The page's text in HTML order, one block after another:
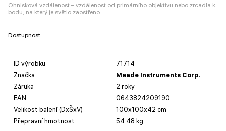
Ohnisková vzdálenost – vzdálenost od primárního objektivu nebo zrcadla k
bodu, na který je světlo zaostřeno
Dostupnost
ID výrobku
71714
Značka
Meade Instruments Corp.
Záruka
2 roky
EAN
0643824209190
Velikost balení (DxŠxV)
100x100x42 cm
Přepravní hmotnost
54.48 kg